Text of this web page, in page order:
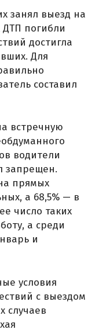
занял выезд на
ДТП погибли
достигла
Для
составил
встречную
водители
запрещен.
прямых
а 68,5% — в
число таких
а среди
и
условия
с выездом
случаев